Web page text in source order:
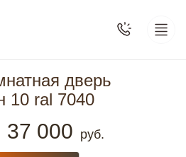
дверь
10 ral 7040
37 000 руб.